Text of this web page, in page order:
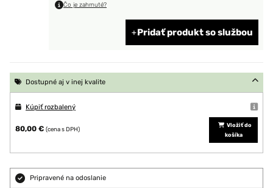
Čo je zahrnuté?
Pridať produkt so službou
Dostupné aj v inej kvalite
Kúpiť rozbalený
80,00 € (cena s DPH)
Vložiť do
košíka
Pripravené na odoslanie